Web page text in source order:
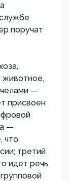
поручат
животное,
—
присвоен
—
что
третий
идет речь